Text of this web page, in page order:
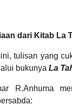
dari Kitab La
tulisan yang
bukunya La
R.Anhuma